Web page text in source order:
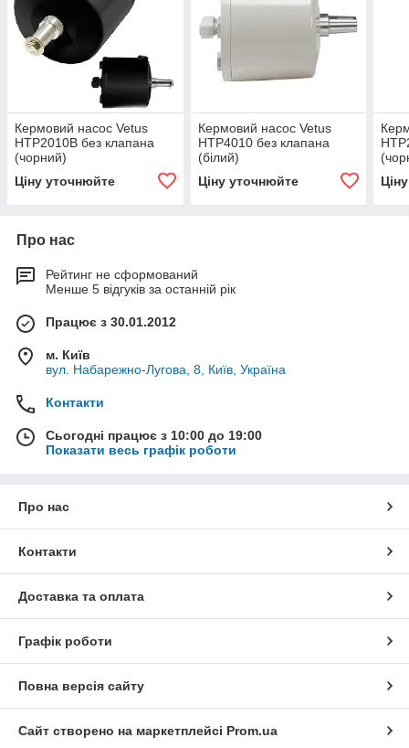
Кермовий насос Vetus
HTP2010B без клапана
(чорний)
Ціну уточнюйте
Кермовий насос Vetus
HTP4010 без клапана
(білий)
Ціну уточнюйте
Про нас
Рейтинг не сформований
Менше 5 відгуків за останній рік
Працює з 30.01.2012
м. Київ
вул. Набарежно-Лугова, 8, Київ, Україна
Контакти
Сьогодні працює з 10:00 до 19:00
Показати весь графік роботи
Про нас
Контакти
Доставка та оплата
Графік роботи
Повна версія сайту
Сайт створено на маркетплейсі Prom.ua